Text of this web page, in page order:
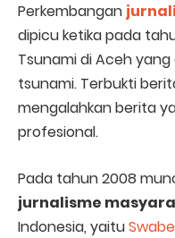
Perkembangan
dipicu ketika pada
Tsunami di Aceh
tsunami. Terbukti
mengalahkan berita
profesional.
Pada tahun 2008
jurnalisme
Indonesia, yaitu